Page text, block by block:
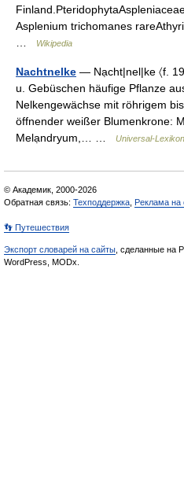
Asplenium trichomanes
Wikipedia
Nachtnelke — Nạcht|nel|ke 〈f.
u. Gebüschen häufige Pflanze
Nelkengewächse mit röhrigem
öffnender weißer Blumenkrone:
Melạndryum,… …
Universal-Lexikon
© Академик, 2000-2026
Обратная связь: Техподдержка Реклама на
👣 Путешествия
Экспорт словарей на сайты , сделанные на
WordPress, MODx.